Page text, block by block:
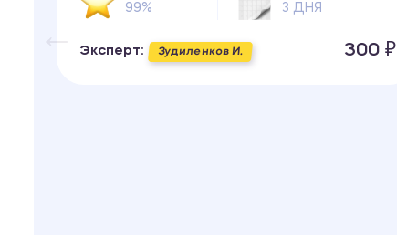
99% 3 ДНЯ
Эксперт: Зудиленков И. 300 ₽